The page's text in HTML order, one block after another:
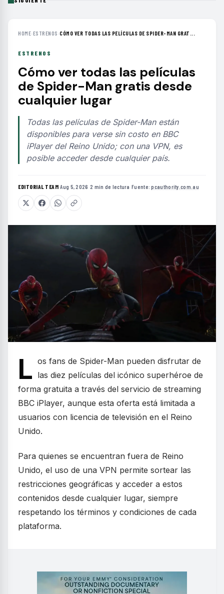
HOME›ESTRENOS ›CÓMO VER TODAS LAS PELÍCULAS DE SPIDER-MAN GRAT...
ESTRENOS
Cómo ver todas las películas
de Spider-Man gratis desde
cualquier lugar
Todas las películas de Spider-Man están
disponibles para verse sin costo en BBC
iPlayer del Reino Unido; con una VPN, es
posible acceder desde cualquier país.
EDITORIAL TEAM·Aug 5, 2026 ·2 min de lectura ·Fuente:pcauthority.com.au
L os fans de Spider-Man pueden disfrutar de
las diez películas del icónico superhéroe de
forma gratuita a través del servicio de streaming
BBC iPlayer, aunque esta oferta está limitada a
usuarios con licencia de televisión en el Reino
Unido.
Para quienes se encuentran fuera de Reino
Unido, el uso de una VPN permite sortear las
restricciones geográficas y acceder a estos
contenidos desde cualquier lugar, siempre
respetando los términos y condiciones de cada
plataforma.